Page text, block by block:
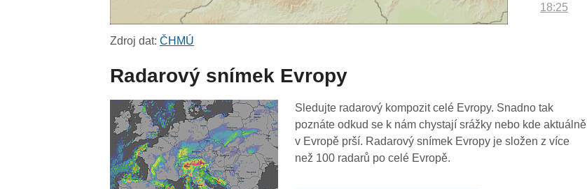
18:25
17:25
17:15
17:05
Zdroj dat:ČHMÚ
Radarový snímek Evropy
Sledujte radarový kompozit celé Evropy. Snadno tak
poznáte odkud se k nám chystají srážky nebo kde aktuálně
v Evropě prší. Radarový snímek Evropy je složen z více
než 100 radarů po celé Evropě.